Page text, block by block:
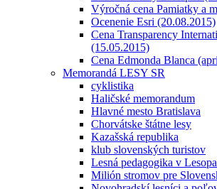
Výročná cena Pamiatky a
Ocenenie Esri (20.08.2015)
Cena Transparency
(15.05.2015)
Cena Edmonda Blanca
Memorandá LESY SR
cyklistika
Haličské memorandum
Hlavné mesto Bratislava
Chorvátske štátne lesy
Kazašská republika
klub slovenských turistov
Lesná pedagogika v
Milión stromov pre